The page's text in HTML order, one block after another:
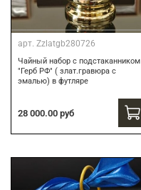
арт. Zzlatgb280726
Чайный набор с подстаканником
"Герб РФ" ( злат.гравюра с
эмалью) в футляре
28 000.00 руб